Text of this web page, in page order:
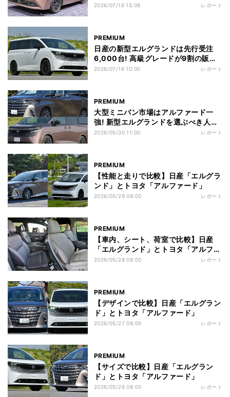
2026/07/16 15:09 レポート
PREMIUM
日産の新型エルグランドは先行受注
6,000台! 高級グレードが9割の販売
状況を確認
2026/07/16 10:00 レポート
PREMIUM
大型ミニバン市場はアルファード一
強! 新型エルグランドを選ぶべき人と
は?
2026/05/30 11:00 レポート
PREMIUM
【性能と走りで比較】日産「エルグラ
ンド」とトヨタ「アルファード」
2026/05/29 08:00 レポート
PREMIUM
【車内、シート、荷室で比較】日産
「エルグランド」とトヨタ「アルファ
ード」
2026/05/28 08:00 レポート
PREMIUM
【デザインで比較】日産「エルグラン
ド」とトヨタ「アルファード」
2026/05/27 08:00 レポート
PREMIUM
【サイズで比較】日産「エルグラン
ド」とトヨタ「アルファード」
2026/05/26 08:00 レポート